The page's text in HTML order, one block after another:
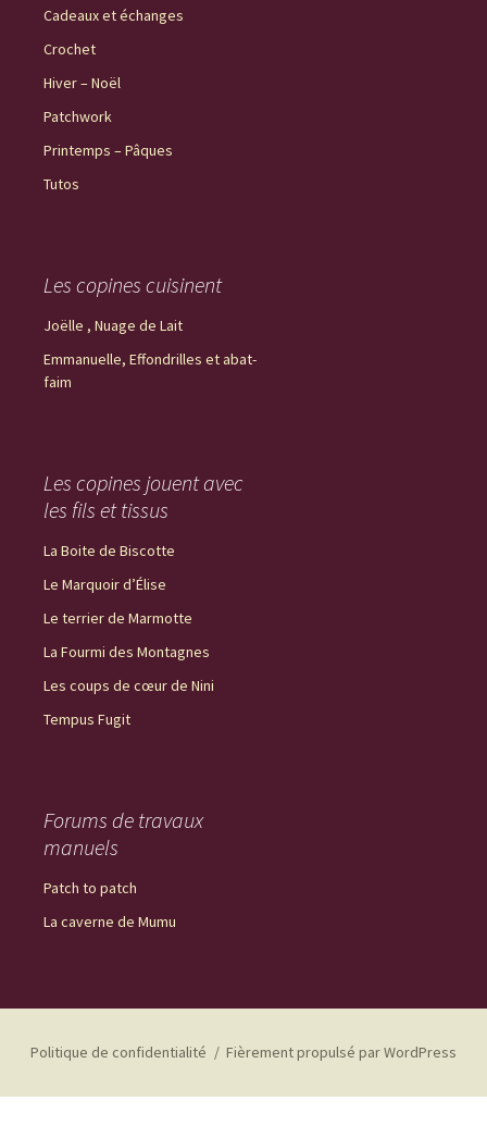
Cadeaux et échanges
Crochet
Hiver – Noël
Patchwork
Printemps – Pâques
Tutos
Les copines cuisinent
Joëlle , Nuage de Lait
Emmanuelle, Effondrilles et abat-
faim
Les copines jouent avec
les fils et tissus
La Boite de Biscotte
Le Marquoir d’Élise
Le terrier de Marmotte
La Fourmi des Montagnes
Les coups de cœur de Nini
Tempus Fugit
Forums de travaux
manuels
Patch to patch
La caverne de Mumu
Politique de confidentialité Fièrement propulsé par WordPress